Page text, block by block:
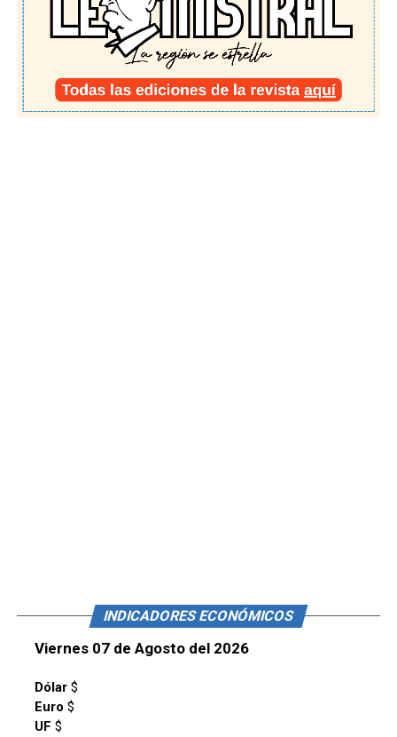
INDICADORES ECONÓMICOS
Viernes 07 de Agosto del 2026
Dólar$
Euro $
UF $